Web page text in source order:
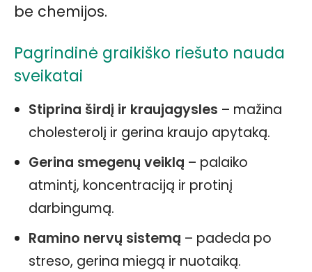
be chemijos.
Pagrindinė graikiško riešuto nauda
sveikatai
Stiprina širdį ir kraujagysles – mažina
cholesterolį ir gerina kraujo apytaką.
Gerina smegenų veiklą – palaiko
atmintį, koncentraciją ir protinį
darbingumą.
Ramino nervų sistemą – padeda po
streso, gerina miegą ir nuotaiką.